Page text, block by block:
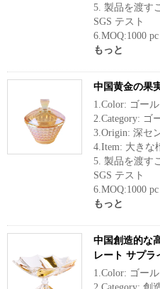
5. 製品を渡す
SGS テスト
6.MOQ:1000 pc
もっと
中国黄金の果
1.Color: ゴー
2.Category: ゴ
3.Origin: 深セ
4.Item: 大きな
5. 製品を渡す
SGS テスト
6.MOQ:1000 pc
もっと
中国創造的な
レート サプラ
1.Color: ゴー